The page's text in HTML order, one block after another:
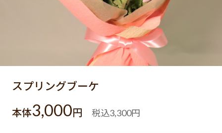
スプリングブーケ
本体3,000円 税込3,300円